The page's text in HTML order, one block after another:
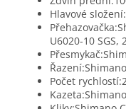
Hlavové složení:
Přehazovačka:
U6020-10 SGS,
Přesmykač:
Řazení:
Počet rychlostí:
Kazeta: